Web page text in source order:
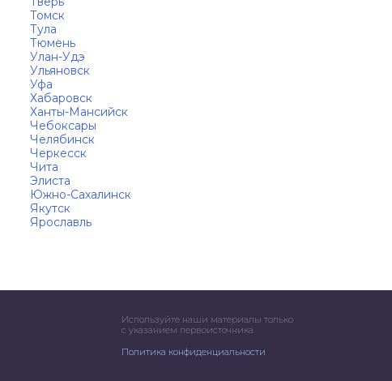
Томск
Тула
Тюмень
Улан-Удэ
Ульяновск
Уфа
Хабаровск
Ханты-Мансийск
Чебоксары
Челябинск
Черкесск
Чита
Элиста
Южно-Сахалинск
Якутск
Ярославль
Используйте наши материалы только
с указанием первоисточника
Политика конфиденциальности